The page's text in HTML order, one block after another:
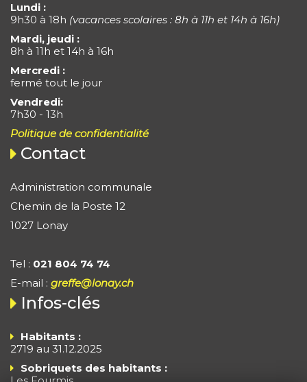
Lundi :
9h30 à 18h (vacances scolaires : 8h à 11h et 14h à 16h)
Mardi, jeudi :
8h à 11h et 14h à 16h
Mercredi :
fermé tout le jour
Vendredi:
7h30 - 13h
Politique de confidentialité
Contact
Administration communale
Chemin de la Poste 12
1027 Lonay
Tel : 021 804 74 74
E-mail : greffe@lonay.ch
Infos-clés
Habitants :
2719 au 31.12.2025
Sobriquets des habitants :